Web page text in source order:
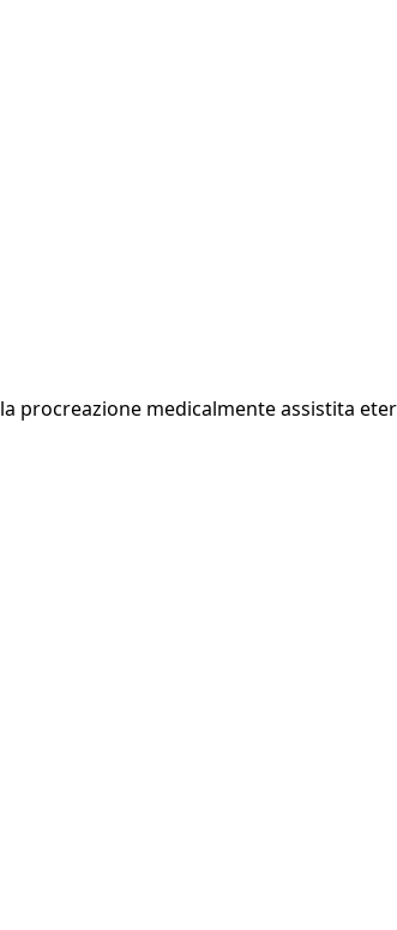
procreazione medicalmente assistita